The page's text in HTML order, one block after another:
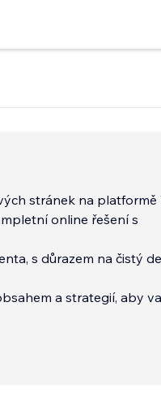
stránek na platformě
online řešení s
s důrazem na čistý
a strategií, aby